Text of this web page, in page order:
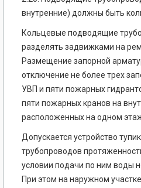
внутренние) должны быть
Кольцевые подводящие
разделять задвижками на
Размещение запорной
отключение не более трех
УВП и пяти пожарных
пяти пожарных кранов на
расположенных на одном
Допускается устройство
трубопроводов
условии подачи по ним воды
При этом на наружном